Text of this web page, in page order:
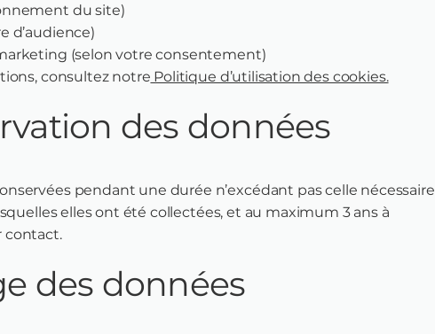
du site)
d’audience)
(selon votre consentement)
consultez notre Politique d’utilisation des cookies.
des données
pendant une durée n’excédant pas celle nécessaire
elles ont été collectées, et au maximum 3 ans à
contact.
des données